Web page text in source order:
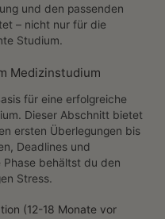
und den passenden
– nicht nur für die
Studium.
Medizinstudium
für eine erfolgreiche
Dieser Abschnitt bietet
ersten Überlegungen bis
Deadlines und
behältst du den
Stress.
(12-18 Monate vor